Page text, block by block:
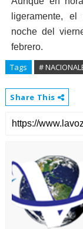
ligeramente,
noche del
febrero.
Tags #
Share This